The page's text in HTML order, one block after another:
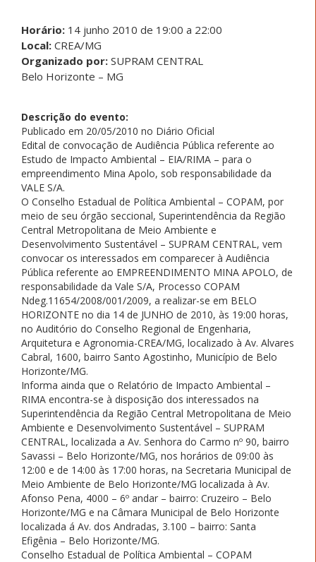
Horário: 14 junho 2010 de 19:00 a 22:00
Local: CREA/MG
Organizado por: SUPRAM CENTRAL
Belo Horizonte – MG
Descrição do evento:
Publicado em 20/05/2010 no Diário Oficial
Edital de convocação de Audiência Pública referente ao
Estudo de Impacto Ambiental – EIA/RIMA – para o
empreendimento Mina Apolo, sob responsabilidade da
VALE S/A.
O Conselho Estadual de Política Ambiental – COPAM, por
meio de seu órgão seccional, Superintendência da Região
Central Metropolitana de Meio Ambiente e
Desenvolvimento Sustentável – SUPRAM CENTRAL, vem
convocar os interessados em comparecer à Audiência
Pública referente ao EMPREENDIMENTO MINA APOLO, de
responsabilidade da Vale S/A, Processo COPAM
Ndeg.11654/2008/001/2009, a realizar-se em BELO
HORIZONTE no dia 14 de JUNHO de 2010, às 19:00 horas,
no Auditório do Conselho Regional de Engenharia,
Arquitetura e Agronomia-CREA/MG, localizado à Av. Alvares
Cabral, 1600, bairro Santo Agostinho, Município de Belo
Horizonte/MG.
Informa ainda que o Relatório de Impacto Ambiental –
RIMA encontra-se à disposição dos interessados na
Superintendência da Região Central Metropolitana de Meio
Ambiente e Desenvolvimento Sustentável – SUPRAM
CENTRAL, localizada a Av. Senhora do Carmo nº 90, bairro
Savassi – Belo Horizonte/MG, nos horários de 09:00 às
12:00 e de 14:00 às 17:00 horas, na Secretaria Municipal de
Meio Ambiente de Belo Horizonte/MG localizada à Av.
Afonso Pena, 4000 – 6º andar – bairro: Cruzeiro – Belo
Horizonte/MG e na Câmara Municipal de Belo Horizonte
localizada á Av. dos Andradas, 3.100 – bairro: Santa
Efigênia – Belo Horizonte/MG.
Conselho Estadual de Política Ambiental – COPAM